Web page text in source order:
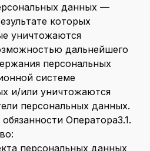
данных —
которых
уничтожаются
дальнейшего
персональных
системе
и/или уничтожаются
персональных данных.
Оператора3.1.
персональных данных